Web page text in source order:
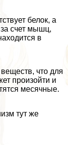
белок, а
за счет мышц,
в
что для
произойти и
мecячные.
тут же